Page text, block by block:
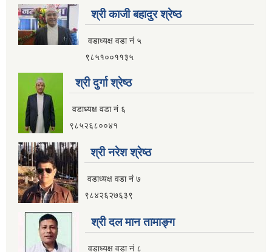
श्री काजी बहादुर श्रेष्ठ
वडाध्यक्ष वडा नं ५
९८५१००११३५
श्री दुर्गा श्रेष्ठ
वडाध्यक्ष वडा नं ६
९८५२६८००४१
श्री नरेश श्रेष्ठ
वडाध्यक्ष वडा नं ७
९८४२६२७६३९
श्री दल मान तामाङ्ग
वडाध्यक्ष वडा नं ८